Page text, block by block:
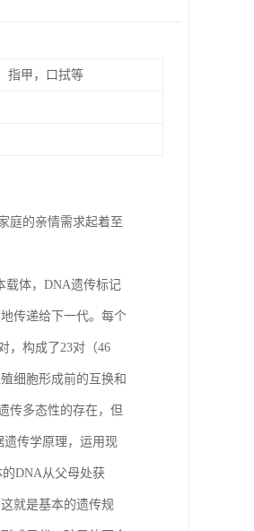
指甲，口拭等
庭的亲情需求起着至
载体，DNA遗传标记
传递给下一代。每个
，构成了23对（46
细胞形成前的互换和
传多态性的存在，但
传学原理，运用现
DNA从父母处获
就是基本的遗传规